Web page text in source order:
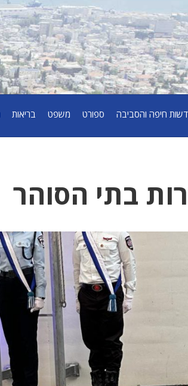
חיפה והסביבה ספורט משפט בריאות
בתי הסוהר